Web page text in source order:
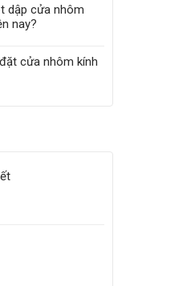
dập cửa nhôm
nay?
cửa nhôm kính